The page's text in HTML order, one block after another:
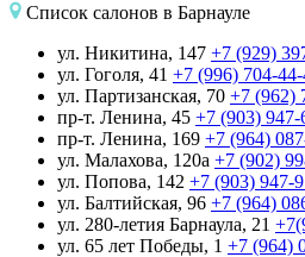
Список салонов в Барнауле
ул. Никитина, 147 +7 (929)
ул. Гоголя, 41 +7 (996) 704-
ул. Партизанская, 70 +7 (962)
пр-т. Ленина, 45 +7 (903) 947-
пр-т. Ленина, 169 +7 (964)
ул. Малахова, 120а +7 (902)
ул. Попова, 142 +7 (903) 947-
ул. Балтийская, 96 +7 (964)
ул. 280-летия Барнаула, 21
ул. 65 лет Победы, 1 +7 (964)